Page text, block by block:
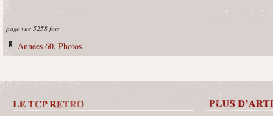
page vue 5258 fois
Années 60, Photos